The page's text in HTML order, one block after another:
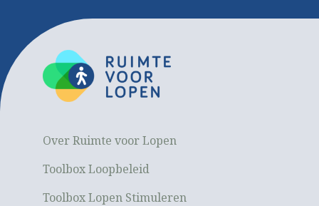
Over Ruimte voor Lopen
Toolbox Loopbeleid
Toolbox Lopen Stimuleren